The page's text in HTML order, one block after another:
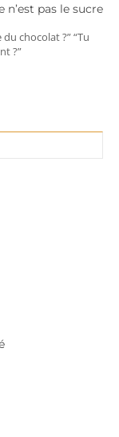
n’est pas le sucre
chocolat ?” “Tu
?”